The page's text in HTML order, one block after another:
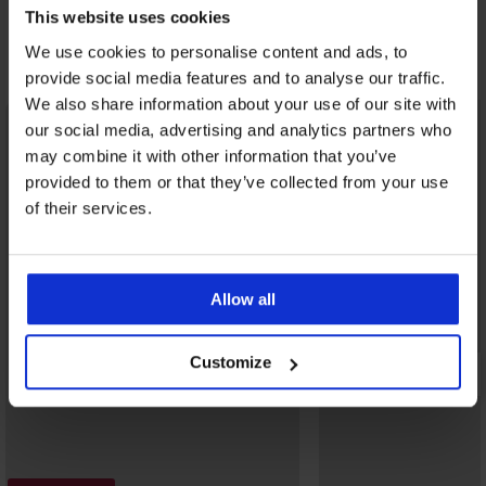
This website uses cookies
We use cookies to personalise content and ads, to
provide social media features and to analyse our traffic.
We also share information about your use of our site with
our social media, advertising and analytics partners who
may combine it with other information that you’ve
provided to them or that they’ve collected from your use
of their services.
Allow all
Customize
33,59 € kód: BRA20
Objavte podobné kúsky
LIMITED